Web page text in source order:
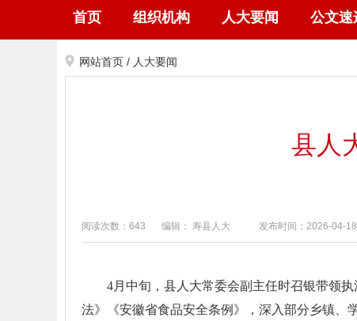
首页 组织机构 人大要闻 公文速
网站首页 / 人大要闻
县人
阅读次数：643 编辑： 寿县人大 发布时间：2026-04-18
4月中旬，县人大常委会副主任时召银带领
法》《安徽省食品安全条例》，深入部分乡镇、